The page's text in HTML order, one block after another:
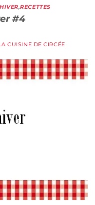
,RECETTES
#4
CUISINE DE CIRCÉE